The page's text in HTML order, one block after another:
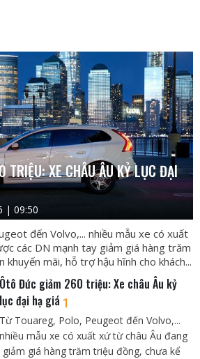
TRIỆU: XE CHÂU ÂU KỶ LỤC ĐẠI
| 09:50
đến Volvo,... nhiều mẫu xe có xuất
các DN mạnh tay giảm giá hàng trăm
khuyến mãi, hỗ trợ hậu hĩnh cho khách...
Ôtô Đức giảm 260 triệu: Xe châu Âu kỷ
lục đại hạ giá 1
Từ Touareg, Polo, Peugeot đến Volvo,...
nhiều mẫu xe có xuất xứ từ châu Âu đang
giá hàng trăm triệu đồng, chưa kể